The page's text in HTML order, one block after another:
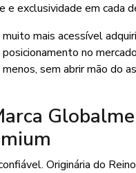
e exclusividade em cada
muito mais acessível
no
sem abrir mão do
Originária do